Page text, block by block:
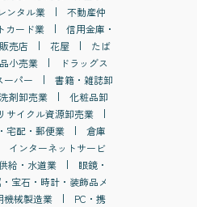
ンタル業
不動産仲
カード業
信用金庫・
売店 花屋
たば
小売業
ドラッグス
ーパー
書籍・雑誌卸
剤卸売業
化粧品卸
サイクル資源卸売業
宅配・郵便業
倉庫
インターネットサービ
給・水道業
眼鏡・
宝石・時計・装飾品メ
機械製造業
PC・携